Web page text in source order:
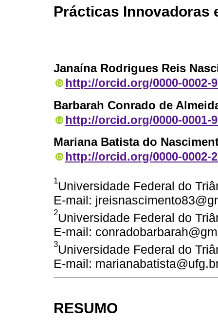
Prácticas Innovadoras
Janaína Rodrigues Reis
http://orcid.org/0000-0002-
Barbarah Conrado de
http://orcid.org/0000-0001-
Mariana Batista do
http://orcid.org/0000-0002-
1Universidade Federal do
E-mail:
2Universidade Federal do
E-mail:
3Universidade Federal do
E-mail:
RESUMO